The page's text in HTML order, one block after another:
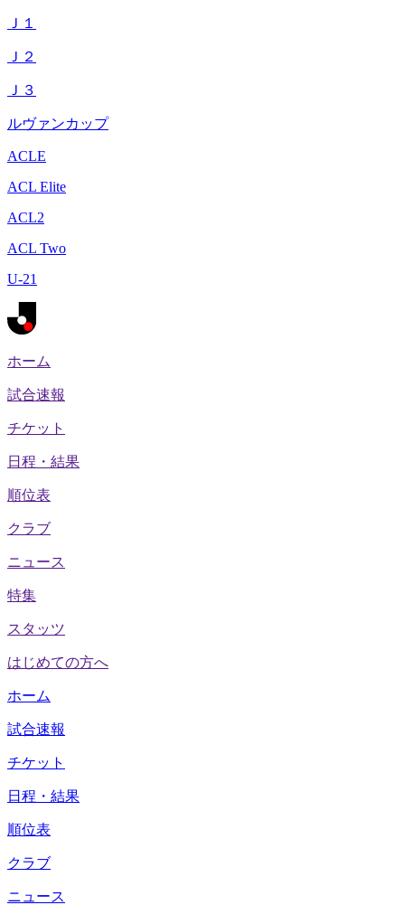
Ｊ１
Ｊ２
Ｊ３
ルヴァンカップ
ACLE
ACL Elite
ACL2
ACL Two
U-21
ホーム
試合速報
チケット
日程・結果
順位表
クラブ
ニュース
特集
スタッツ
はじめての方へ
ホーム
試合速報
チケット
日程・結果
順位表
クラブ
ニュース